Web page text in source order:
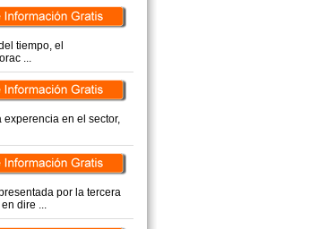
tiempo, el
...
en el sector,
por la tercera
dire ...